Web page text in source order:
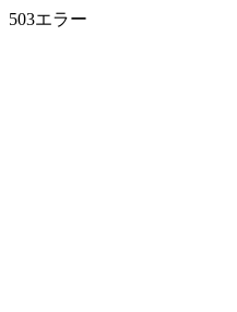
503エラー